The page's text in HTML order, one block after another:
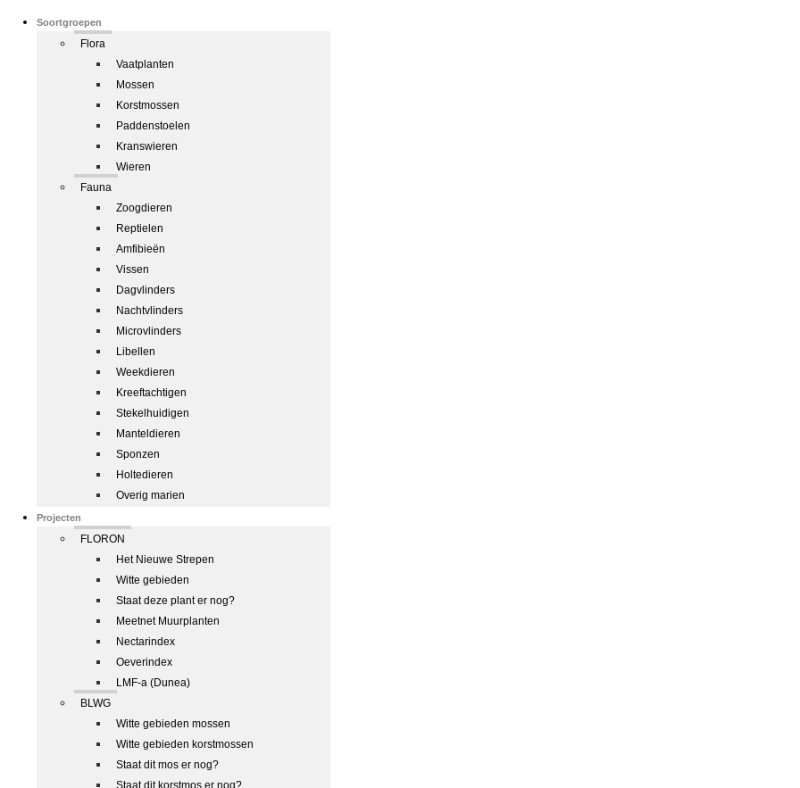
Soortgroepen
Flora
Vaatplanten
Mossen
Korstmossen
Paddenstoelen
Kranswieren
Wieren
Fauna
Zoogdieren
Reptielen
Amfibieën
Vissen
Dagvlinders
Nachtvlinders
Microvlinders
Libellen
Weekdieren
Kreeftachtigen
Stekelhuidigen
Manteldieren
Sponzen
Holtedieren
Overig marien
Projecten
FLORON
Het Nieuwe Strepen
Witte gebieden
Staat deze plant er nog?
Meetnet Muurplanten
Nectarindex
Oeverindex
LMF-a (Dunea)
BLWG
Witte gebieden mossen
Witte gebieden korstmossen
Staat dit mos er nog?
Staat dit korstmos er nog?